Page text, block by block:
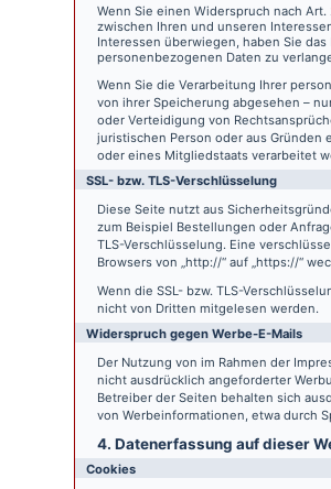
Wenn Sie einen Widerspruch nach
zwischen Ihren und unseren
Interessen überwiegen, haben Sie
personenbezogenen Daten zu
Wenn Sie die Verarbeitung Ihrer
von ihrer Speicherung abgesehen –
oder Verteidigung von
juristischen Person oder aus
oder eines Mitgliedstaats verarbeitet
SSL- bzw. TLS-Verschlüsselung
Diese Seite nutzt aus
zum Beispiel Bestellungen oder
TLS-Verschlüsselung. Eine
Browsers von „http://“ auf „https://“
Wenn die SSL- bzw. TLS-
nicht von Dritten mitgelesen werden.
Widerspruch gegen Werbe-E-Mails
Der Nutzung von im Rahmen der
nicht ausdrücklich angeforderter
Betreiber der Seiten behalten sich
von Werbeinformationen, etwa durch
4. Datenerfassung auf dieser
Cookies